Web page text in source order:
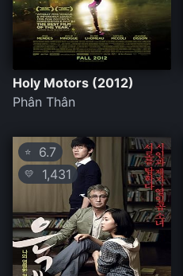
Holy Motors (2012)
Phân Thân
⭐ 6.7
💛 1,431